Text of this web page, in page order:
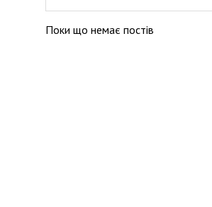
Поки що немає постів